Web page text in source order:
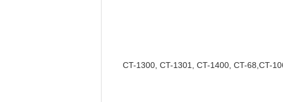
CT-1300, CT-1301, CT-1400, CT-68,CT-